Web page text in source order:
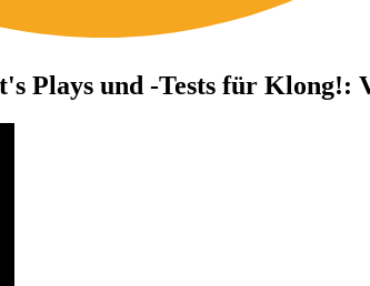
Plays und -Tests für Klong!: